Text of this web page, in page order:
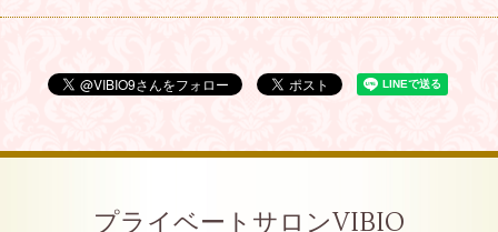
プライベートサロンVIBIO